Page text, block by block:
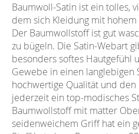
Baumwoll-Satin ist ein tolles,
dem sich Kleidung mit
Der Baumwollstoff ist gut
zu bügeln. Die Satin-Webart
besonders softes Hautgefühl
Gewebe in einen langlebigen
hochwertige Qualität und den
jederzeit ein top-modisches
Baumwollstoff mit matter
seidenweichem Griff hat ein